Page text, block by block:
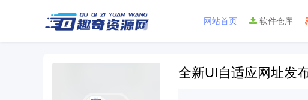
网站首页 软件仓库
全新UI自适应网址发